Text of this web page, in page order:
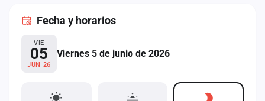
Fecha y horarios
VIE
05
JUN 26
Viernes 5 de junio de 2026
Administración
Contacto